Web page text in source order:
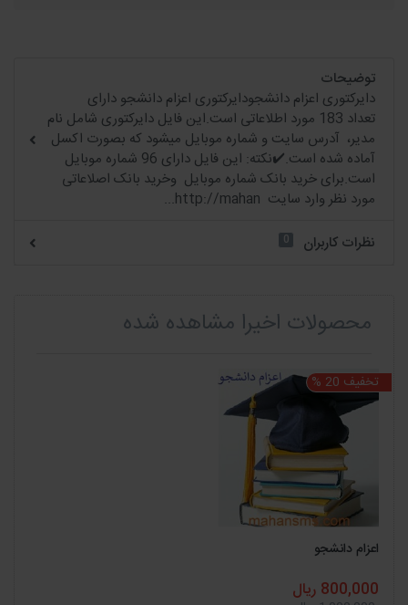
توضیحات
دایرکتوری اعزام دانشجودایرکتوری اعزام دانشجو دارای
تعداد 183 مورد اطلاعاتی است.این فایل دایرکتوری شامل نام
مدیر، آدرس سایت و شماره موبایل میشود که بصورت اکسل
آماده شده است.✔️نکته: این فایل دارای 96 شماره موبایل
است.برای خرید بانک شماره موبایل وخرید بانک اصلاعاتی
مورد نظر وارد سایت http://mahan...
نظرات کاربران
0
محصولات اخیرا مشاهده شده
تخفیف 20 %
اعزام دانشجو
800,000 ریال